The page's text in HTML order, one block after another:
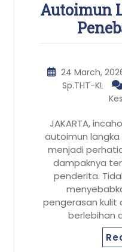
Autoimun
24 March,
Sp.THT-KL
JAKARTA,
autoimun
menjadi
dampaknya
penderita.
pengerasan kulit
berlebihan